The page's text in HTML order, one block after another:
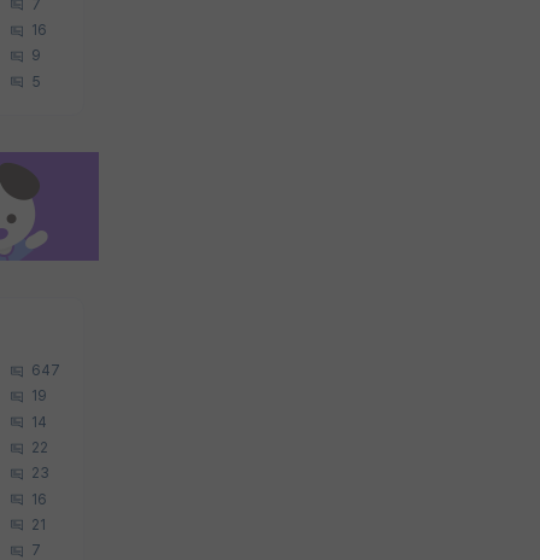
7
16
9
5
647
19
14
22
23
16
21
7